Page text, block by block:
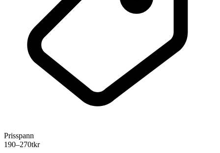
Prisspann
190–270tkr